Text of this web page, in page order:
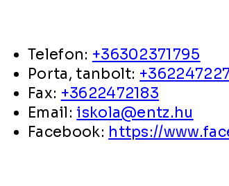
Telefon: +36302371795
Porta, tanbolt:
Fax: +3622472183
Email: iskola@entz.hu
Facebook: https://